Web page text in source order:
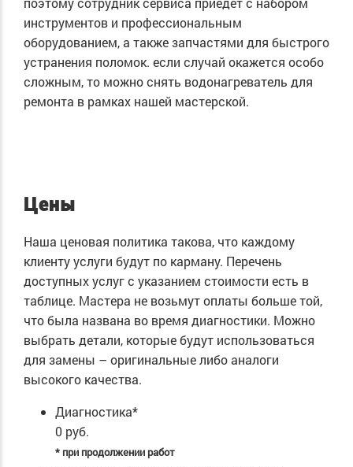
инструментов и профессиональным
оборудованием, а также запчастями для быстрого
устранения поломок. если случай окажется особо
сложным, то можно снять водонагреватель для
ремонта в рамках нашей мастерской.
Цены
Наша ценовая политика такова, что каждому
клиенту услуги будут по карману. Перечень
доступных услуг с указанием стоимости есть в
таблице. Мастера не возьмут оплаты больше той,
что была названа во время диагностики. Можно
выбрать детали, которые будут использоваться
для замены – оригинальные либо аналоги
высокого качества.
Диагностика*
0 руб.
* при продолжении работ